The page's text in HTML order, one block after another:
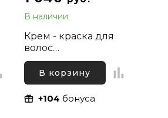
В наличии
Крем - краска для
волос
профессиональная
Inebrya Color
Professional 7/00
Русый Интенсивный
натуральный, 100 мл
В корзину
+104 бонуса